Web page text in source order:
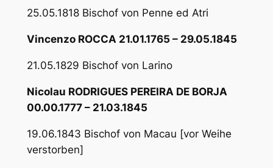
25.05.1818 Bischof von Penne ed Atri
Vincenzo ROCCA 21.01.1765 – 29.05.1845
21.05.1829 Bischof von Larino
Nicolau RODRIGUES PEREIRA DE BORJA
00.00.1777 – 21.03.1845
19.06.1843 Bischof von Macau [vor Weihe
verstorben]